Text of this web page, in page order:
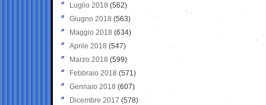
Luglio 2018 (562)
Giugno 2018 (563)
Maggio 2018 (634)
Aprile 2018 (547)
Marzo 2018 (599)
Febbraio 2018 (571)
Gennaio 2018 (607)
Dicembre 2017 (578)